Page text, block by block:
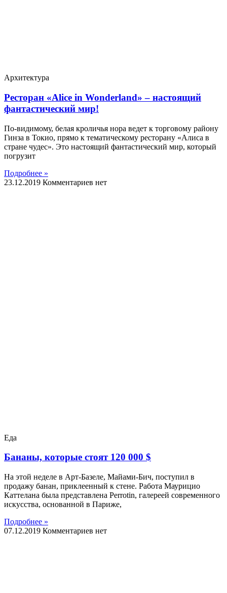
Архитектура
Ресторан «Alice in Wonderland» – настоящий
фантастический мир!
По-видимому, белая кроличья нора ведет к торговому району
Гинза в Токио, прямо к тематическому ресторану «Алиса в
стране чудес». Это настоящий фантастический мир, который
погрузит
Подробнее »
23.12.2019 Комментариев нет
Еда
Бананы, которые стоят 120 000 $
На этой неделе в Арт-Базеле, Майами-Бич, поступил в
продажу банан, приклеенный к стене. Работа Маурицио
Каттелана была представлена Perrotin, галереей современного
искусства, основанной в Париже,
Подробнее »
07.12.2019 Комментариев нет